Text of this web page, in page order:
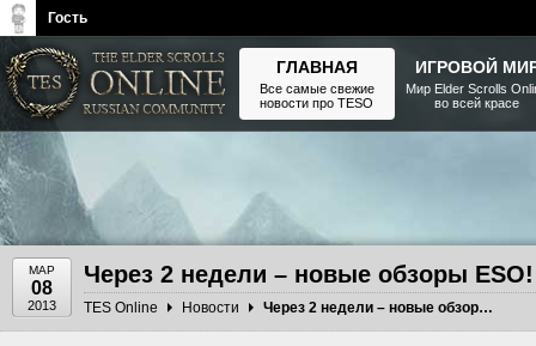
МАР
08
2013
Через 2 недели – новые обзоры ESO!
TES Online Новости Через 2 недели – новые обзоры ESO!
The Elder Scrolls, Fallout,
Bethesda Softworks - статьи,
новости, дополнения
ГЛАВНАЯ
Все самые свежие
новости про TESO
ИГРОВОЙ
Мир Elder Scrolls
во всей красе
Гость